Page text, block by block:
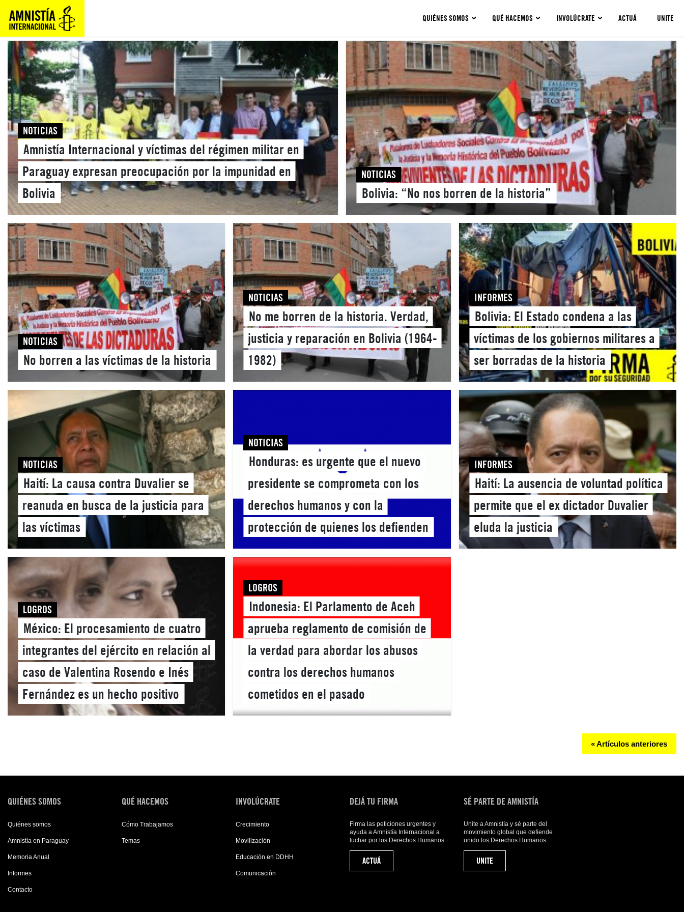
QUIÉNES SOMOS QUÉ HACEMOS INVOLÚCRATE ACTUÁ UNITE
NOTICIAS
Amnistía Internacional y víctimas del régimen militar en
Paraguay expresan preocupación por la impunidad en
Bolivia
NOTICIAS
Bolivia: “No nos borren de la historia”
NOTICIAS
No borren a las víctimas de la historia
NOTICIAS
No me borren de la historia. Verdad,
justicia y reparación en Bolivia (1964-
1982)
INFORMES
Bolivia: El Estado condena a las
víctimas de los gobiernos militares a
ser borradas de la historia
NOTICIAS
Haití: La causa contra Duvalier se
reanuda en busca de la justicia para
las víctimas
NOTICIAS
Honduras: es urgente que el nuevo
presidente se comprometa con los
derechos humanos y con la
protección de quienes los defienden
INFORMES
Haití: La ausencia de voluntad política
permite que el ex dictador Duvalier
eluda la justicia
LOGROS
México: El procesamiento de cuatro
integrantes del ejército en relación al
caso de Valentina Rosendo e Inés
Fernández es un hecho positivo
LOGROS
Indonesia: El Parlamento de Aceh
aprueba reglamento de comisión de
la verdad para abordar los abusos
contra los derechos humanos
cometidos en el pasado
« Artículos anteriores
QUIÉNES SOMOS
Quiénes somos
Amnistía en Paraguay
Memoria Anual
Informes
Contacto
QUÉ HACEMOS
Cómo Trabajamos
Temas
INVOLÚCRATE
Crecimiento
Movilización
Educación en DDHH
Comunicación
DEJÁ TU FIRMA
Firma las peticiones urgentes y
ayuda a Amnistía Internacional a
luchar por los Derechos Humanos
ACTUÁ
SÉ PARTE DE AMNISTÍA
Uníte a Amnistía y sé parte del
movimiento global que defiende
unido los Derechos Humanos.
UNITE